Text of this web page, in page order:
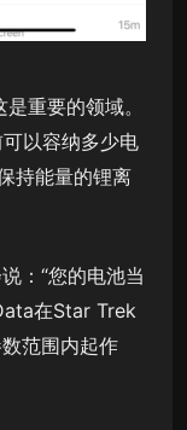
重要的领域。
以容纳多少电
持能量的锂离
：“您的电池当
在Star Trek
范围内起作